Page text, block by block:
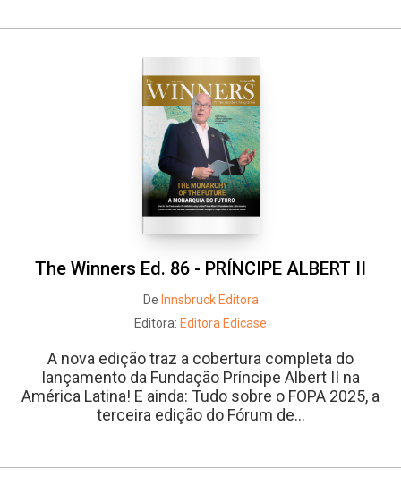
The Winners Ed. 86 - PRÍNCIPE ALBERT II
De Innsbruck Editora
Editora: Editora Edicase
A nova edição traz a cobertura completa do
lançamento da Fundação Príncipe Albert II na
América Latina! E ainda: Tudo sobre o FOPA 2025, a
terceira edição do Fórum de...